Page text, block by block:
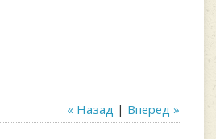
« Назад | Вперед »